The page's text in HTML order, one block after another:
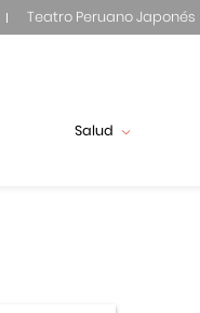
Teatro Peruano Japonés
Salud